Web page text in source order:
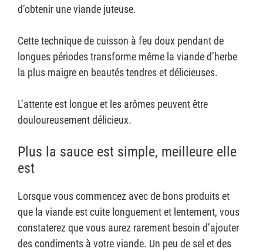
d’obtenir une viande juteuse.
Cette technique de cuisson à feu doux pendant de
longues périodes transforme même la viande d’herbe
la plus maigre en beautés tendres et délicieuses.
L’attente est longue et les arômes peuvent être
douloureusement délicieux.
Plus la sauce est simple, meilleure elle
est
Lorsque vous commencez avec de bons produits et
que la viande est cuite longuement et lentement, vous
constaterez que vous aurez rarement besoin d’ajouter
des condiments à votre viande. Un peu de sel et des